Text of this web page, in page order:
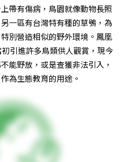
帶有傷病，鳥園就像動物長照
一區有台灣特有種的草鴞，為
別營造相似的野外環境。鳳凰
引進許多鳥類供人觀賞，現今
能野放，或是查獲非法引入，
為生態教育的用途。